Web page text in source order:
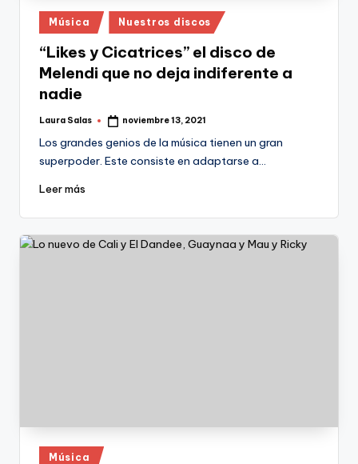
Publicado
en
Música Nuestros discos
“Likes y Cicatrices” el disco de
Melendi que no deja indiferente a
nadie
Publicado
Laura Salas noviembre 13, 2021
Los grandes genios de la música tienen un gran
superpoder. Este consiste en adaptarse a…
Leer más
Publicado
Música